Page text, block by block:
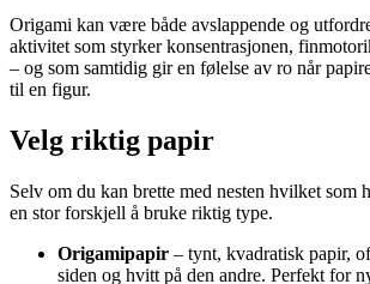
Origami kan være både avslappende og
aktivitet som styrker konsentrasjonen,
– og som samtidig gir en følelse av ro når
til en figur.
Velg riktig papir
Selv om du kan brette med nesten hvilket som
en stor forskjell å bruke riktig type.
Origamipapir – tynt, kvadratisk papir,
siden og hvitt på den andre. Perfekt for